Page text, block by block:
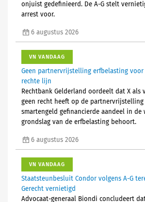
onjuist gedefinieerd. De A-G stelt
arrest voor.
6 augustus 2026
VN VANDAAG
Geen partnervrijstelling erfbelasting
rechte lijn
Rechtbank Gelderland oordeelt dat X als
geen recht heeft op de
smartengeld gefinancierde aandeel in
grondslag van de erfbelasting behoort.
6 augustus 2026
VN VANDAAG
Staatsteunbesluit Condor volgens A-G
Gerecht vernietigd
Advocaat-generaal Biondi concludeert